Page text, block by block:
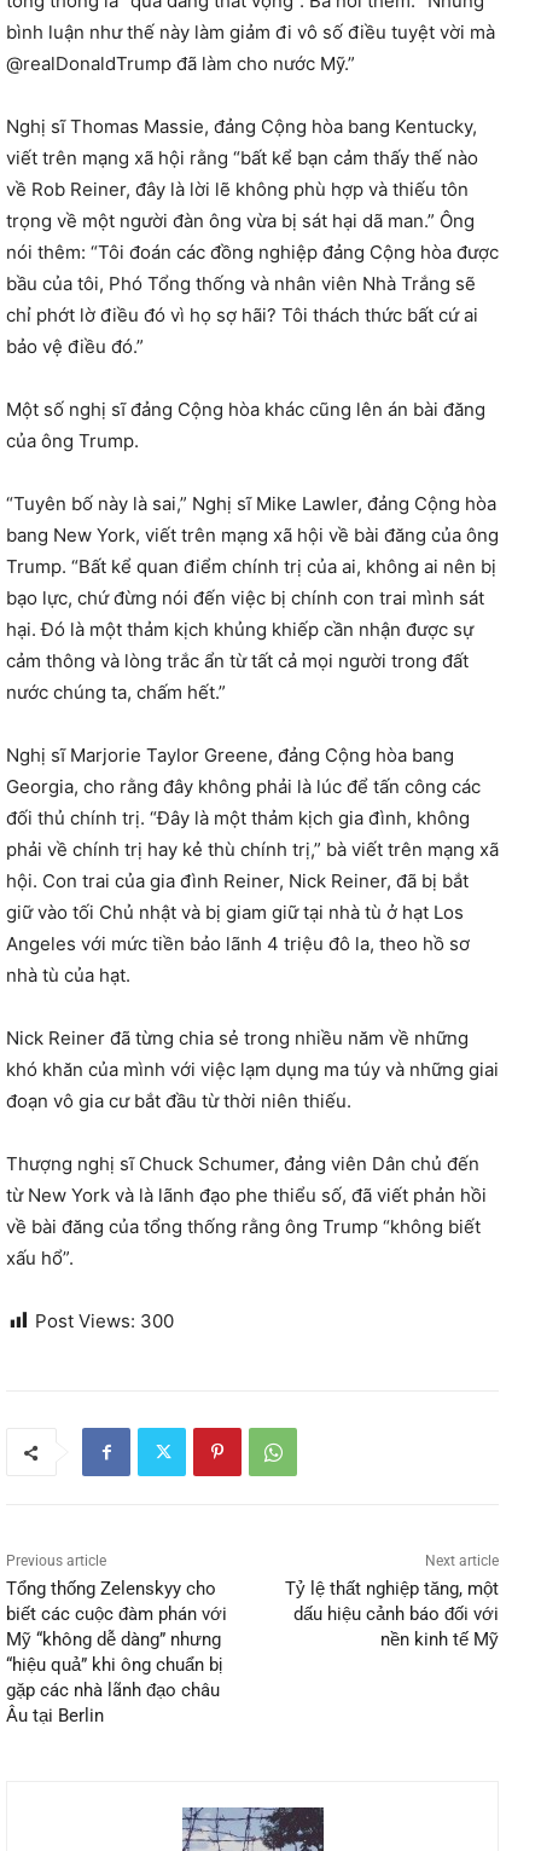
bình luận như thế này làm giảm đi vô số điều tuyệt vời mà
@realDonaldTrump đã làm cho nước Mỹ.”
Nghị sĩ Thomas Massie, đảng Cộng hòa bang Kentucky,
viết trên mạng xã hội rằng “bất kể bạn cảm thấy thế nào
về Rob Reiner, đây là lời lẽ không phù hợp và thiếu tôn
trọng về một người đàn ông vừa bị sát hại dã man.” Ông
nói thêm: “Tôi đoán các đồng nghiệp đảng Cộng hòa được
bầu của tôi, Phó Tổng thống và nhân viên Nhà Trắng sẽ
chỉ phớt lờ điều đó vì họ sợ hãi? Tôi thách thức bất cứ ai
bảo vệ điều đó.”
Một số nghị sĩ đảng Cộng hòa khác cũng lên án bài đăng
của ông Trump.
“Tuyên bố này là sai,” Nghị sĩ Mike Lawler, đảng Cộng hòa
bang New York, viết trên mạng xã hội về bài đăng của ông
Trump. “Bất kể quan điểm chính trị của ai, không ai nên bị
bạo lực, chứ đừng nói đến việc bị chính con trai mình sát
hại. Đó là một thảm kịch khủng khiếp cần nhận được sự
cảm thông và lòng trắc ẩn từ tất cả mọi người trong đất
nước chúng ta, chấm hết.”
Nghị sĩ Marjorie Taylor Greene, đảng Cộng hòa bang
Georgia, cho rằng đây không phải là lúc để tấn công các
đối thủ chính trị. “Đây là một thảm kịch gia đình, không
phải về chính trị hay kẻ thù chính trị,” bà viết trên mạng xã
hội. Con trai của gia đình Reiner, Nick Reiner, đã bị bắt
giữ vào tối Chủ nhật và bị giam giữ tại nhà tù ở hạt Los
Angeles với mức tiền bảo lãnh 4 triệu đô la, theo hồ sơ
nhà tù của hạt.
Nick Reiner đã từng chia sẻ trong nhiều năm về những
khó khăn của mình với việc lạm dụng ma túy và những giai
đoạn vô gia cư bắt đầu từ thời niên thiếu.
Thượng nghị sĩ Chuck Schumer, đảng viên Dân chủ đến
từ New York và là lãnh đạo phe thiểu số, đã viết phản hồi
về bài đăng của tổng thống rằng ông Trump “không biết
xấu hổ”.
Post Views: 300
Previous article
Tổng thống Zelenskyy cho
biết các cuộc đàm phán với
Mỹ “không dễ dàng” nhưng
“hiệu quả” khi ông chuẩn bị
gặp các nhà lãnh đạo châu
Âu tại Berlin
Next article
Tỷ lệ thất nghiệp tăng, một
dấu hiệu cảnh báo đối với
nền kinh tế Mỹ